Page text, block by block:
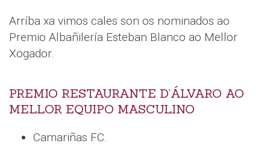
Arríba xa vimos cales son os nominados ao
Premio Albañilería Esteban Blanco ao Mellor
Xogador.
PREMIO RESTAURANTE D’ÁLVARO AO
MELLOR EQUIPO MASCULINO
Camariñas FC.